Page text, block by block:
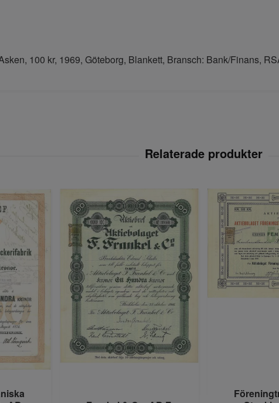
100 kr, 1969, Göteborg, Blankett, Bransch: Bank/Finans,